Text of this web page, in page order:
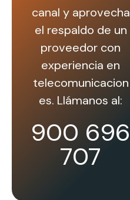
canal y aprovecha
el respaldo de un
proveedor con
experiencia en
telecomunicacion
es. Llámanos al:
900 696
707